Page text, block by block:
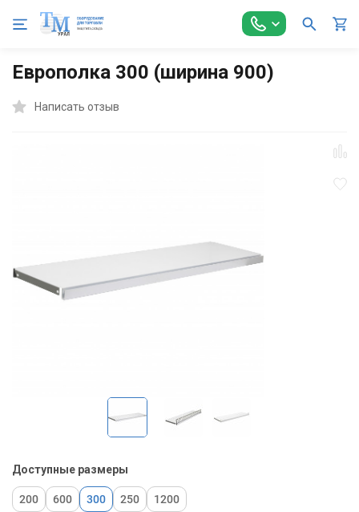
Главная Торговое оборудование Стеллажи торговые
Европолка 300 (ширина 900)
Написать отзыв
Доступные размеры
200 600 300 250 1200